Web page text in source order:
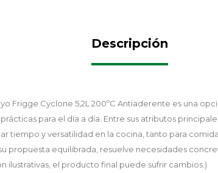
Descripción
Frigge Cyclone 5,2L 200ºC Antiaderente es una
para el día a día. Entre sus atributos
tiempo y versatilidad en la cocina, tanto para
propuesta equilibrada, resuelve necesidades
ilustrativas, el producto final puede sufrir cambios.)